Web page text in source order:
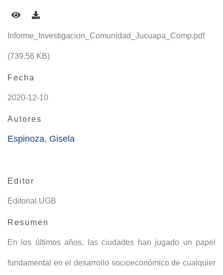
Informe_Investigacion_Comunidad_Jucuapa_Comp.pdf
(739.56 KB)
Fecha
2020-12-10
Autores
Espinoza, Gisela
Editor
Editorial UGB
Resumen
En los últimos años, las ciudades han jugado un papel
fundamental en el desarrollo socioeconómico de cualquier